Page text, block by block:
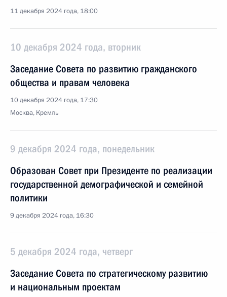
11 декабря 2024 года, 18:00
10 декабря 2024 года, вторник
Заседание Совета по развитию гражданского
общества и правам человека
10 декабря 2024 года, 17:30
Москва, Кремль
9 декабря 2024 года, понедельник
Образован Совет при Президенте по реализации
государственной демографической и семейной
политики
9 декабря 2024 года, 16:30
5 декабря 2024 года, четверг
Заседание Совета по стратегическому развитию
и национальным проектам